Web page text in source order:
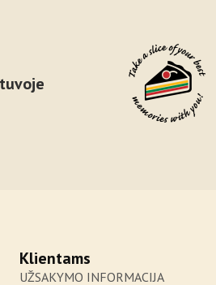
Klientams
UŽSAKYMO INFORMACIJA